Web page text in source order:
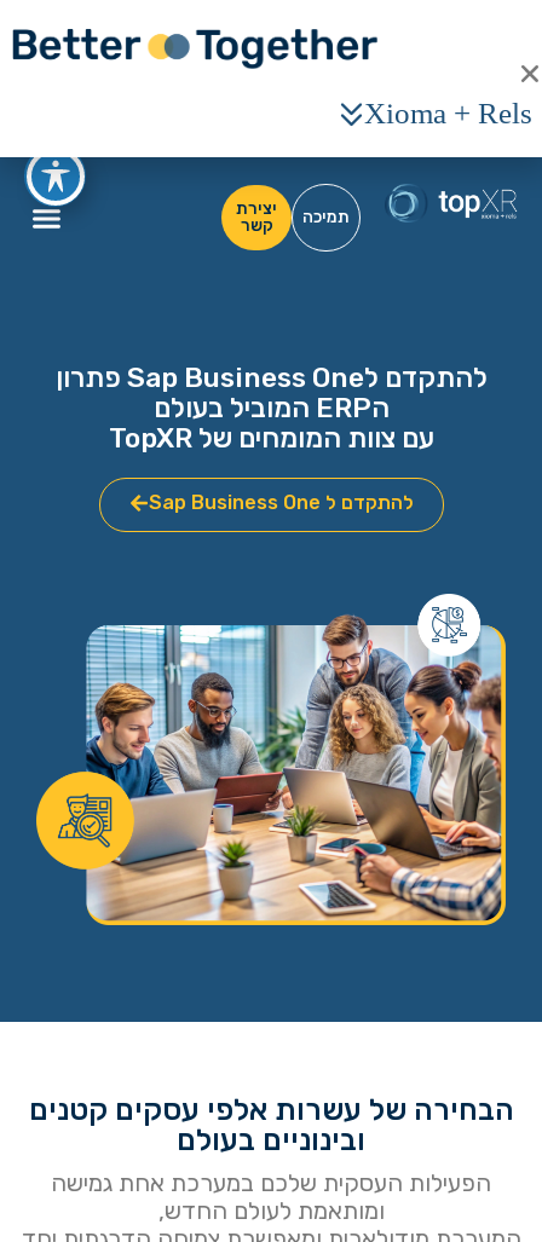
תמיכה
יצירת
קשר
להתקדם לSap Business One פתרון
הERP המוביל בעולם
עם צוות המומחים של TopXR
להתקדם ל Sap Business One
הבחירה של עשרות אלפי עסקים קטנים
ובינוניים בעולם
הפעילות העסקית שלכם במערכת אחת גמישה
ומותאמת לעולם החדש,
Xioma + Rels